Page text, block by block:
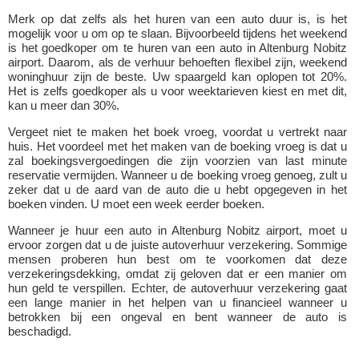
Merk op dat zelfs als het huren van een auto duur is, is het
mogelijk voor u om op te slaan. Bijvoorbeeld tijdens het weekend
is het goedkoper om te huren van een auto in Altenburg Nobitz
airport. Daarom, als de verhuur behoeften flexibel zijn, weekend
woninghuur zijn de beste. Uw spaargeld kan oplopen tot 20%.
Het is zelfs goedkoper als u voor weektarieven kiest en met dit,
kan u meer dan 30%.
Vergeet niet te maken het boek vroeg, voordat u vertrekt naar
huis. Het voordeel met het maken van de boeking vroeg is dat u
zal boekingsvergoedingen die zijn voorzien van last minute
reservatie vermijden. Wanneer u de boeking vroeg genoeg, zult u
zeker dat u de aard van de auto die u hebt opgegeven in het
boeken vinden. U moet een week eerder boeken.
Wanneer je huur een auto in Altenburg Nobitz airport, moet u
ervoor zorgen dat u de juiste autoverhuur verzekering. Sommige
mensen proberen hun best om te voorkomen dat deze
verzekeringsdekking, omdat zij geloven dat er een manier om
hun geld te verspillen. Echter, de autoverhuur verzekering gaat
een lange manier in het helpen van u financieel wanneer u
betrokken bij een ongeval en bent wanneer de auto is
beschadigd.